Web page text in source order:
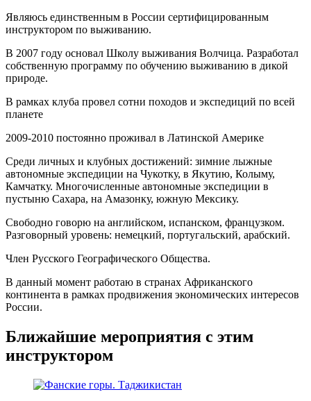
Являюсь единственным в России сертифицированным
инструктором по выживанию.
В 2007 году основал Школу выживания Волчица. Разработал
собственную программу по обучению выживанию в дикой
природе.
В рамках клуба провел сотни походов и экспедиций по всей
планете
2009-2010 постоянно проживал в Латинской Америке
Среди личных и клубных достижений: зимние лыжные
автономные экспедиции на Чукотку, в Якутию, Колыму,
Камчатку. Многочисленные автономные экспедиции в
пустыню Сахара, на Амазонку, южную Мексику.
Свободно говорю на английском, испанском, французком.
Разговорный уровень: немецкий, португальский, арабский.
Член Русского Географического Общества.
В данный момент работаю в странах Африканского
континента в рамках продвижения экономических интересов
России.
Ближайшие мероприятия с этим
инструктором